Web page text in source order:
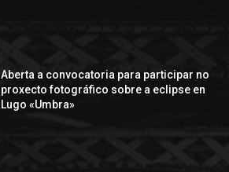
Aberta a convocatoria para participar no
proxecto fotográfico sobre a eclipse en
Lugo «Umbra»